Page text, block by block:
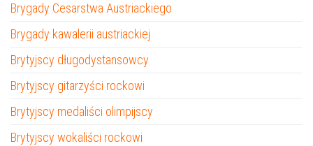
Brygady Cesarstwa Austriackiego
Brygady kawalerii austriackiej
Brytyjscy długodystansowcy
Brytyjscy gitarzyści rockowi
Brytyjscy medaliści olimpijscy
Brytyjscy wokaliści rockowi